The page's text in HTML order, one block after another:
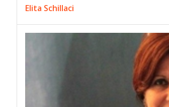
Elita Schillaci